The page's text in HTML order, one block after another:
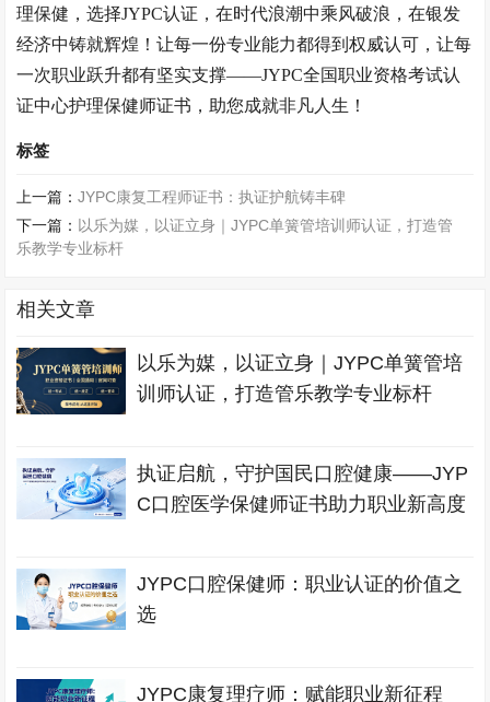
理保健，选择JYPC认证，在时代浪潮中乘风破浪，在银发
经济中铸就辉煌！让每一份专业能力都得到权威认可，让每
一次职业跃升都有坚实支撑——JYPC全国职业资格考试认
证中心护理保健师证书，助您成就非凡人生！
标签
上一篇：JYPC康复工程师证书：执证护航铸丰碑
下一篇： 以乐为媒，以证立身｜JYPC单簧管培训师认证，打造管
乐教学专业标杆
相关文章
以乐为媒，以证立身｜JYPC单簧管培
训师认证，打造管乐教学专业标杆
执证启航，守护国民口腔健康——JYP
C口腔医学保健师证书助力职业新高度
JYPC口腔保健师：职业认证的价值之
选
JYPC康复理疗师：赋能职业新征程